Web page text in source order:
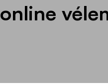
online